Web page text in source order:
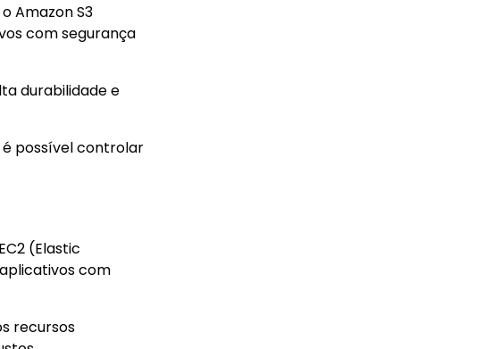
Amazon S3
com segurança
durabilidade e
é possível controlar
(Elastic
com
recursos